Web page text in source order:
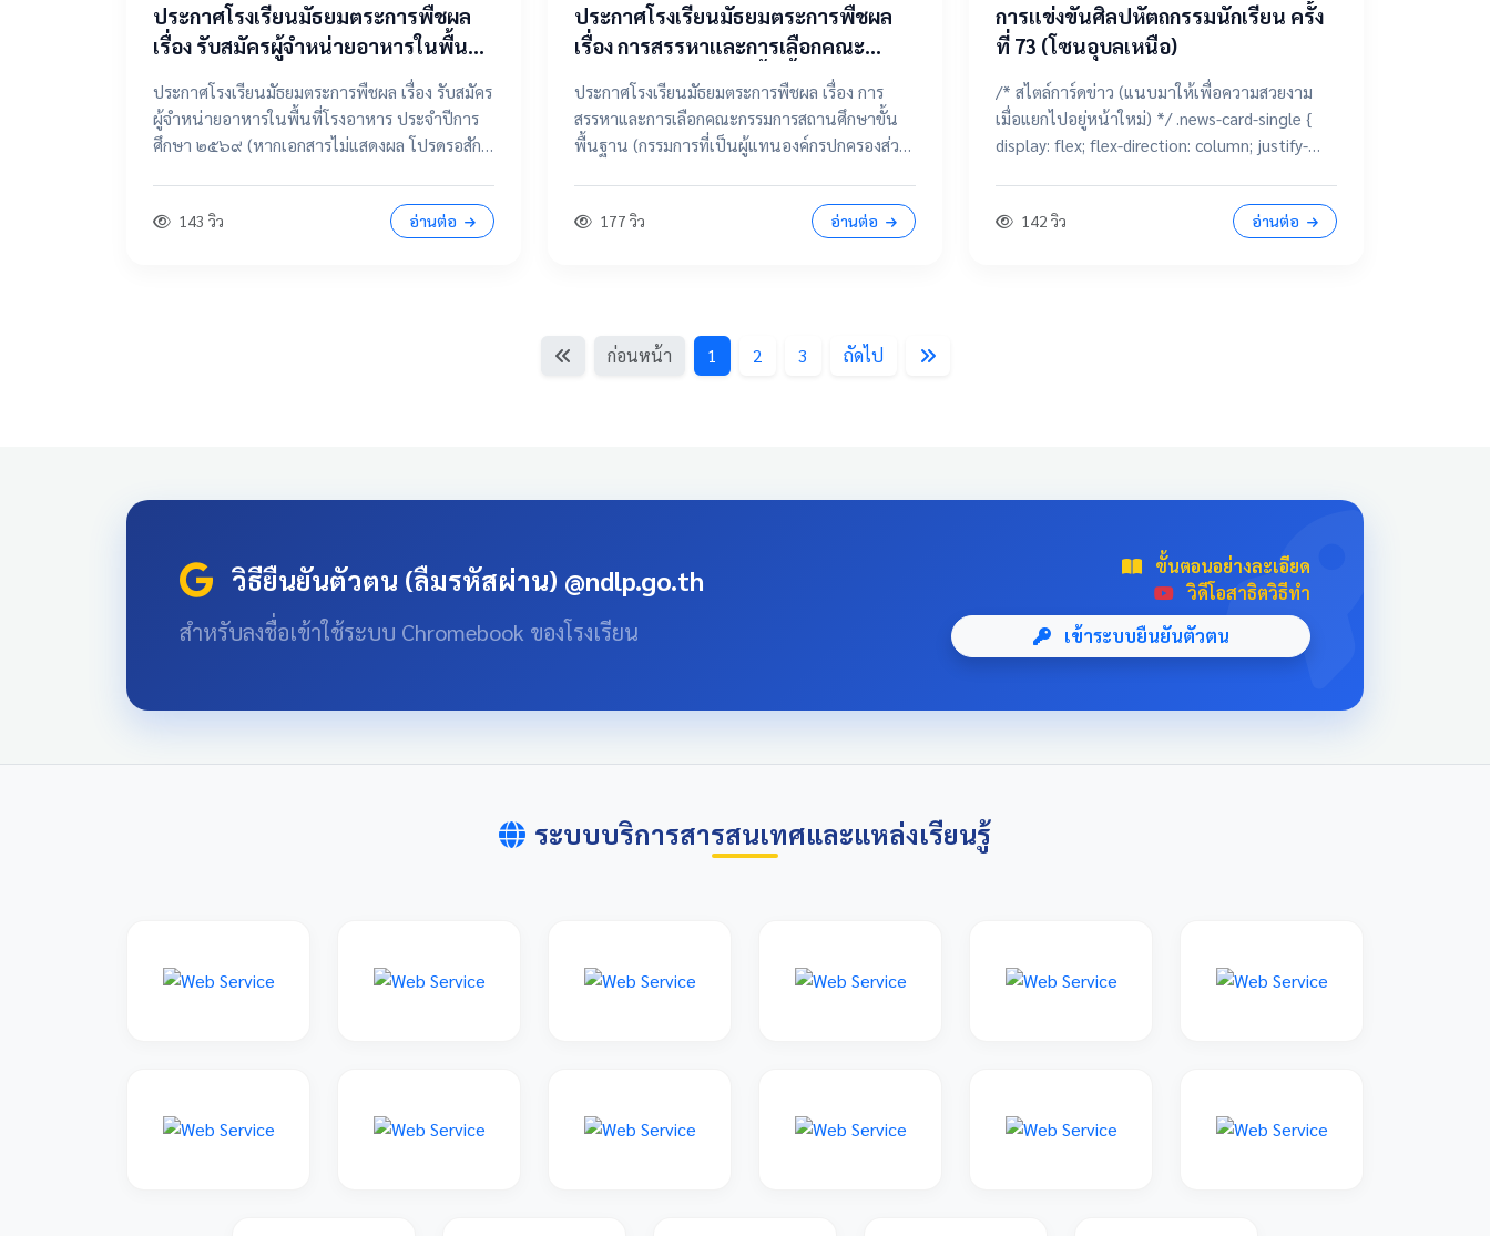
ประกาศโรงเรียนมัธยมตระการพืชผล
เรื่อง รับสมัครผู้จำหน่ายอาหารในพื้นที่
โรงอาหาร ประจำปีการศึกษา ๒๕๖๙
ประกาศโรงเรียนมัธยมตระการพืชผล เรื่อง รับสมัคร
ผู้จำหน่ายอาหารในพื้นที่โรงอาหาร ประจำปีการ
ศึกษา ๒๕๖๙ (หากเอกสารไม่แสดงผล โปรดรอสัก
ไฟล์ต้นฉบับ
143 วิว อ่านต่อ
ประกาศโรงเรียนมัธยมตระการพืชผล
เรื่อง การสรรหาและการเลือกคณะ
กรรมการสถานศึกษาขั้นพื้นฐาน
(กรรมการที่เป็นผู้แทนองค์กรปกครอง
ส่วนท้องถิ่น แทนตำแหน่งว่าง)
ประกาศโรงเรียนมัธยมตระการพืชผล เรื่อง การ
สรรหาและการเลือกคณะกรรมการสถานศึกษาขั้น
พื้นฐาน (กรรมการที่เป็นผู้แทนองค์กรปกครองส่วน
177 วิว อ่านต่อ
การแข่งขันศิลปหัตถกรรมนักเรียน ครั้ง
ที่ 73 (โซนอุบลเหนือ)
/* สไตล์การ์ดข่าว (แนบมาให้เพื่อความสวยงาม
เมื่อแยกไปอยู่หน้าใหม่) */ .news-card-single {
display: flex; flex-direction: column; justify-
text-decoration: none !important; color: white
subtitle { font-size: 16px; opacity: 0.9; z-index:
142 วิว อ่านต่อ
ก่อนหน้า 1 2 3 ถัดไป
วิธียืนยันตัวตน (ลืมรหัสผ่าน) @ndlp.go.th
สำหรับลงชื่อเข้าใช้ระบบ Chromebook ของโรงเรียน
ขั้นตอนอย่างละเอียด
วิดีโอสาธิตวิธีทำ
เข้าระบบยืนยันตัวตน
ระบบบริการสารสนเทศและแหล่งเรียนรู้